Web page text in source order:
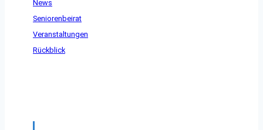
News
Seniorenbeirat
Veranstaltungen
Rückblick